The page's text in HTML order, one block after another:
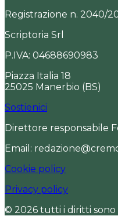
Registrazione n. 2040/
Scriptoria Srl
P.IVA: 04688690983
Piazza Italia 18
25025 Manerbio (BS)
Sostienici
Direttore responsabile
Email:
Cookie policy
Privacy policy
© 2026 tutti i diritti sono